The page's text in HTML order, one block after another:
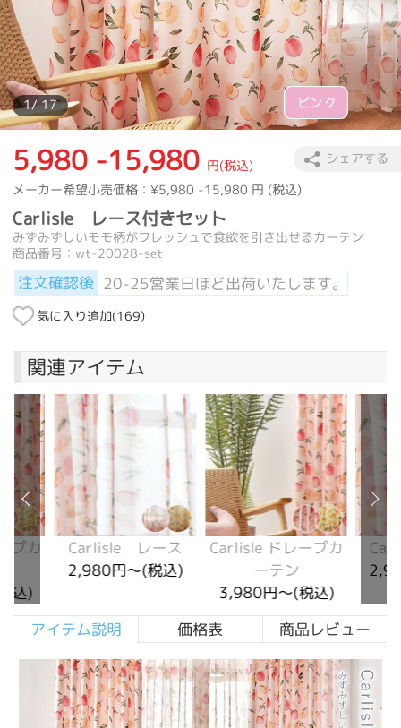
1/ 17
5,980 -15,980 円(税込)
メーカー希望小売価格：¥5,980 -15,980 円 (税込)
Carlisle レース付きセット
みずみずしいモモ柄がフレッシュで食欲を引き出せるカーテン
商品番号：wt-20028-set
注文確認後 20-25営業日ほど出荷いたします。
気に入り追加(169)
シェアする
関連アイテム
プカ
込)
Carlisle レース
2,980円～(税込)
Carlisle ドレープカ
ーテン
3,980円～(税込)
アイテム説明 価格表 商品レビュー